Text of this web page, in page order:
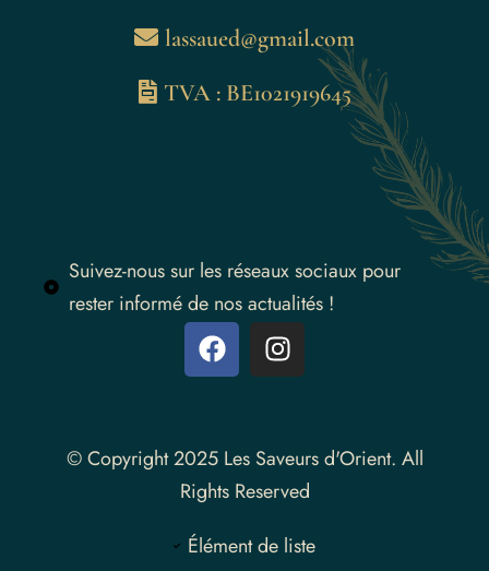
lassaued@gmail.com
TVA : BE1021919645
Suivez-nous sur les réseaux sociaux pour
rester informé de nos actualités !
© Copyright 2025 Les Saveurs d'Orient. All
Rights Reserved
Élément de liste
Instagram